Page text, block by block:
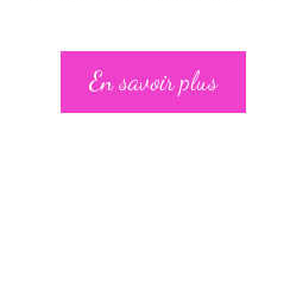
En savoir plus